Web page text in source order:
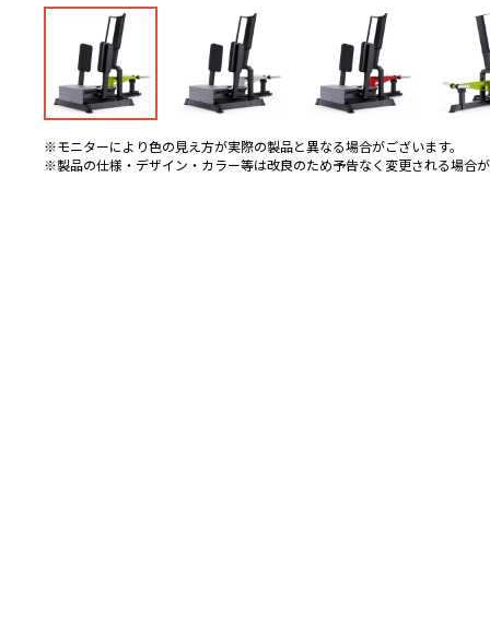
※モニターにより色の見え方が実際の製品と異なる場合がございます。
※製品の仕様・デザイン・カラー等は改良のため予告なく変更される場合